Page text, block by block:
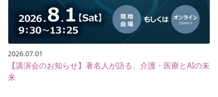
2026.07.01
【講演会のお知らせ】著名人が語る、介護・医療とAIの未
来